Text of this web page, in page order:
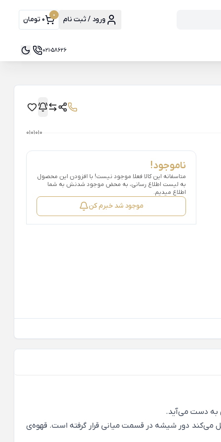
ورود / ثبت نام 0 0 تومان
021-58626
0101010
ناموجود!
متاسفانه این کالا فعلا موجود نیست! با افزودن این محصول
به لیست اطلاع رسانی، به محض موجود شدنش به شما
اطلاع میدیم.
موجود شد خبرم کن
به دست می‌آید.
دور شیشه در قسمت میانی قرار گرفته است. قهوه‌ی